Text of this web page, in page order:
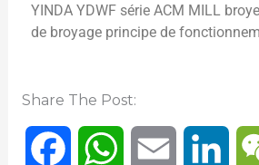
YINDA YDWF série ACM MILL
de broyage principe de
Share The Post:
W